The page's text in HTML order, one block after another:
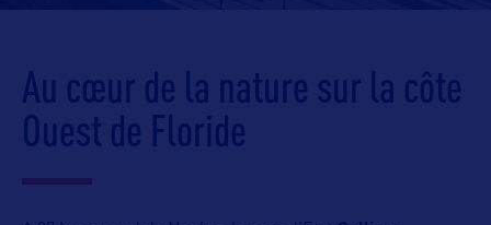
Au cœur de la nature sur la côte
Ouest de Floride